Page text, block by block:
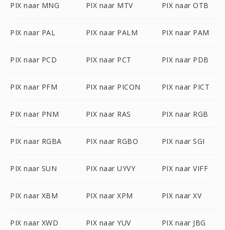
PIX naar MNG PIX naar MTV PIX naar OTB
PIX naar PAL PIX naar PALM PIX naar PAM
PIX naar PCD PIX naar PCT PIX naar PDB
PIX naar PFM PIX naar PICON PIX naar PICT
PIX naar PNM PIX naar RAS PIX naar RGB
PIX naar RGBA PIX naar RGBO PIX naar SGI
PIX naar SUN PIX naar UYVY PIX naar VIFF
PIX naar XBM PIX naar XPM PIX naar XV
PIX naar XWD PIX naar YUV PIX naar JBG